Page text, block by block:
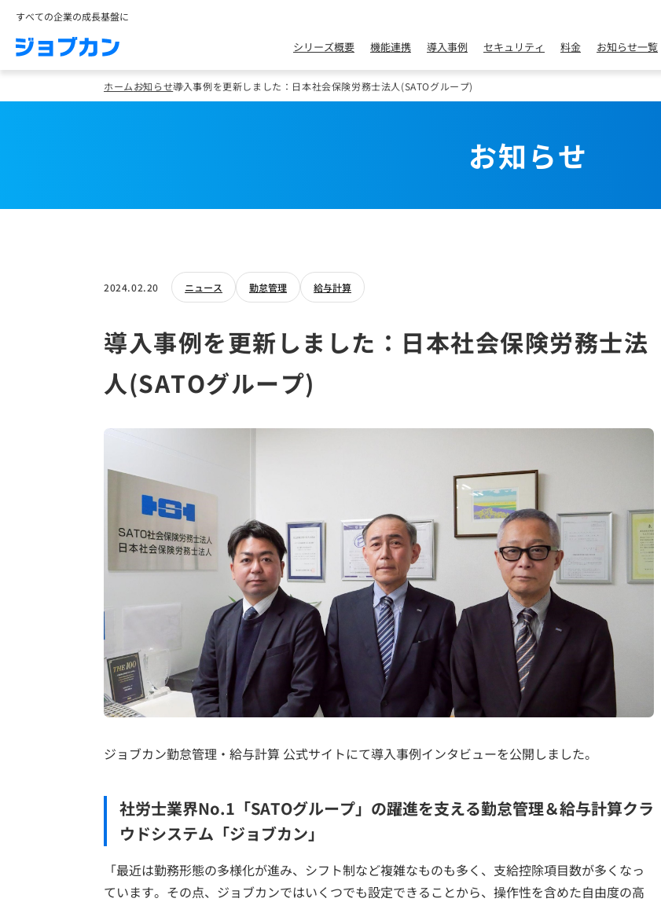
すべての企業の成長基盤に
シリーズ概要 機能連携 導入事例 セキュリティ 料金 お知らせ一覧
ホームお知らせ導入事例を更新しました：日本社会保険労務士法人(SATOグループ)
お知らせ
2024.02.20 ニュース 勤怠管理 給与計算
導入事例を更新しました：日本社会保険労務士法
人(SATOグループ)
ジョブカン勤怠管理・給与計算 公式サイトにて導入事例インタビューを公開しました。
社労士業界No.1「SATOグループ」の躍進を支える勤怠管理＆給与計算クラ
ウドシステム「ジョブカン」
「最近は勤務形態の多様化が進み、シフト制など複雑なものも多く、支給控除項目数が多くなっ
ています。その点、ジョブカンではいくつでも設定できることから、操作性を含めた自由度の高